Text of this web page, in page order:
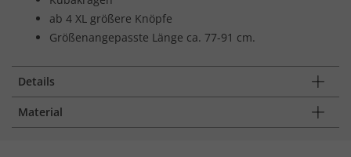
ab 4 XL größere Knöpfe
Größenangepasste Länge ca. 77-91 cm.
Details
Material